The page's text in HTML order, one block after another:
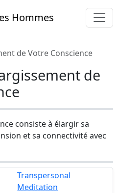
Hommes
de Votre Conscience
de
consiste à élargir sa
et sa connectivité avec
Transpersonal
Meditation